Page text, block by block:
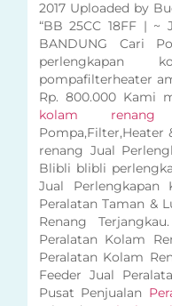
2017 Uploaded by
“BB 25CC 18FF | ~
BANDUNG Cari
perlengkapan
pompafilterheater
Rp. 800.000 Kami
kolam renang
Pompa,Filter,Heater
renang Jual
Blibli blibli
Jual Perlengkapan
Peralatan Taman &
Renang
Peralatan Kolam
Peralatan Kolam
Feeder Jual
Pusat Penjualan